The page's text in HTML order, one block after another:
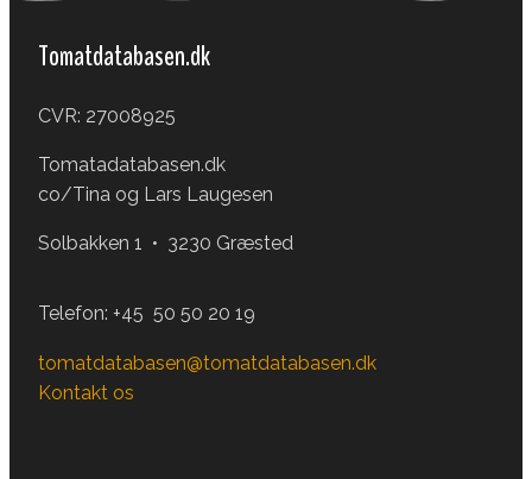
Tomatdatabasen.dk
CVR: 27008925
Tomatadatabasen.dk
co/Tina og Lars Laugesen
Solbakken 1 • 3230 Græsted
Telefon: +45 50 50 20 19
tomatdatabasen@tomatdatabasen.dk
Kontakt os